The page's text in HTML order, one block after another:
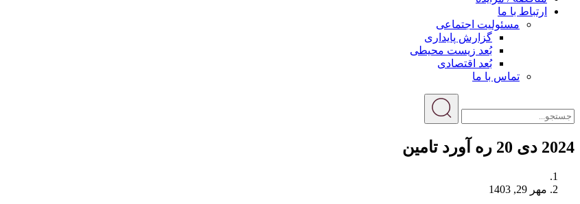
ارتباط با ما
مسئولیت اجتماعی
گزارش پایداری
بُعد زیست محیطی
بُعد اقتصادی
تماس با ما
2024 دی 20 ره آورد تامین
مهر 29, 1403